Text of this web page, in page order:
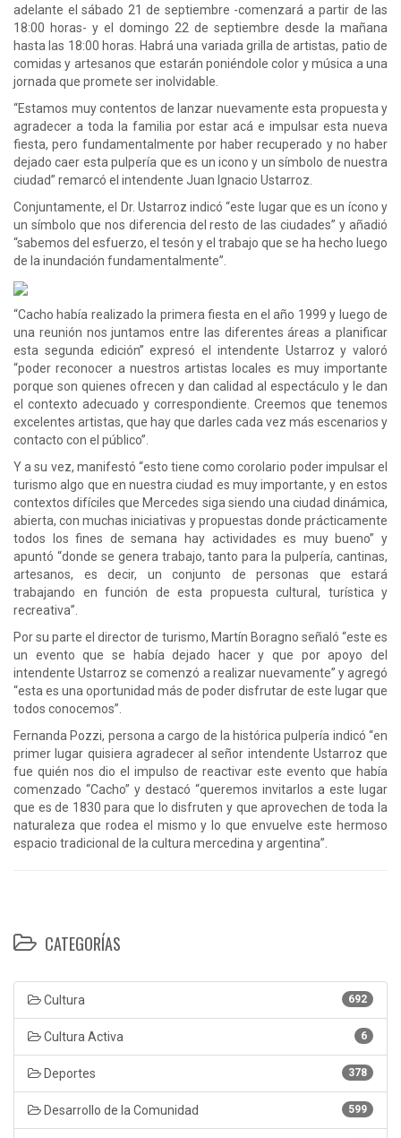
adelante el sábado 21 de septiembre -comenzará a partir de las
18:00 horas- y el domingo 22 de septiembre desde la mañana
hasta las 18:00 horas. Habrá una variada grilla de artistas, patio de
comidas y artesanos que estarán poniéndole color y música a una
jornada que promete ser inolvidable.
“Estamos muy contentos de lanzar nuevamente esta propuesta y
agradecer a toda la familia por estar acá e impulsar esta nueva
fiesta, pero fundamentalmente por haber recuperado y no haber
dejado caer esta pulpería que es un icono y un símbolo de nuestra
ciudad” remarcó el intendente Juan Ignacio Ustarroz.
Conjuntamente, el Dr. Ustarroz indicó “este lugar que es un ícono y
un símbolo que nos diferencia del resto de las ciudades” y añadió
“sabemos del esfuerzo, el tesón y el trabajo que se ha hecho luego
de la inundación fundamentalmente”.
“Cacho había realizado la primera fiesta en el año 1999 y luego de
una reunión nos juntamos entre las diferentes áreas a planificar
esta segunda edición” expresó el intendente Ustarroz y valoró
“poder reconocer a nuestros artistas locales es muy importante
porque son quienes ofrecen y dan calidad al espectáculo y le dan
el contexto adecuado y correspondiente. Creemos que tenemos
excelentes artistas, que hay que darles cada vez más escenarios y
contacto con el público”.
Y a su vez, manifestó “esto tiene como corolario poder impulsar el
turismo algo que en nuestra ciudad es muy importante, y en estos
contextos difíciles que Mercedes siga siendo una ciudad dinámica,
abierta, con muchas iniciativas y propuestas donde prácticamente
todos los fines de semana hay actividades es muy bueno” y
apuntó “donde se genera trabajo, tanto para la pulpería, cantinas,
artesanos, es decir, un conjunto de personas que estará
trabajando en función de esta propuesta cultural, turística y
recreativa”.
Por su parte el director de turismo, Martín Boragno señaló “este es
un evento que se había dejado hacer y que por apoyo del
intendente Ustarroz se comenzó a realizar nuevamente” y agregó
“esta es una oportunidad más de poder disfrutar de este lugar que
todos conocemos”.
Fernanda Pozzi, persona a cargo de la histórica pulpería indicó “en
primer lugar quisiera agradecer al señor intendente Ustarroz que
fue quién nos dio el impulso de reactivar este evento que había
comenzado “Cacho” y destacó “queremos invitarlos a este lugar
que es de 1830 para que lo disfruten y que aprovechen de toda la
naturaleza que rodea el mismo y lo que envuelve este hermoso
espacio tradicional de la cultura mercedina y argentina”.
CATEGORÍAS
692
Cultura
6
Cultura Activa
378
Deportes
599
Desarrollo de la Comunidad